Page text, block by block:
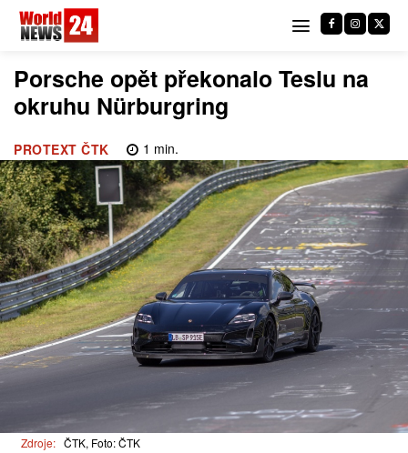
Porsche opět překonalo Teslu na
okruhu Nürburgring
PROTEXT ČTK 1 min.
Zdroje: ČTK, Foto: ČTK